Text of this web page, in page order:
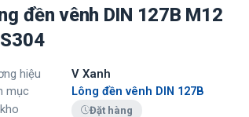
đền vênh DIN 127B M12
hiệu
V Xanh
mục
Lông đền vênh DIN 127B
Đặt hàng